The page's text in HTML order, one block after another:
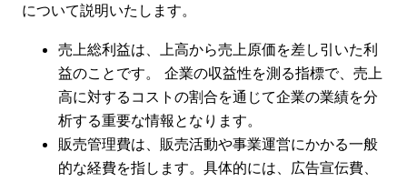
について説明いたします。
売上総利益は、上高から売上原価を差し引いた利
益のことです。 企業の収益性を測る指標で、売上
高に対するコストの割合を通じて企業の業績を分
析する重要な情報となります。
販売管理費は、販売活動や事業運営にかかる一般
的な経費を指します。具体的には、広告宣伝費、